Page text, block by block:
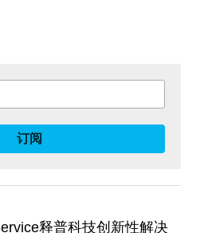
订阅
释普科技创新性解决